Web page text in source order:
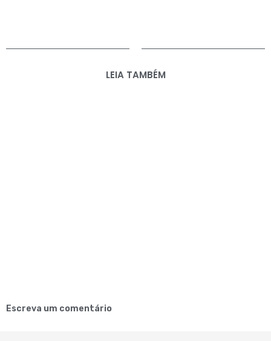
LEIA TAMBÉM
Escreva um comentário